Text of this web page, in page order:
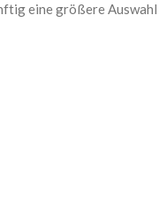
eine größere